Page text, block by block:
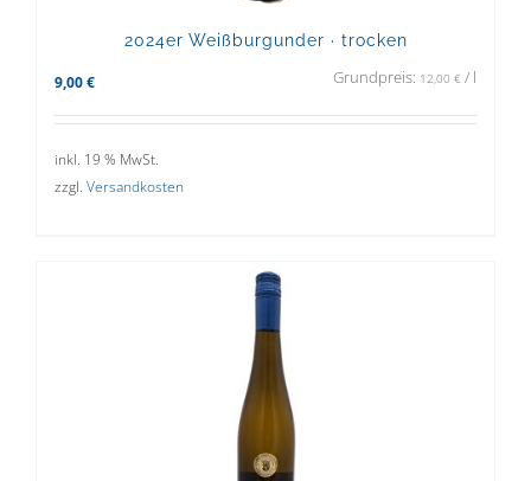
2024er Weißburgunder · trocken
9,00 € Grundpreis: 12,00 € / l
inkl. 19 % MwSt.
zzgl. Versandkosten